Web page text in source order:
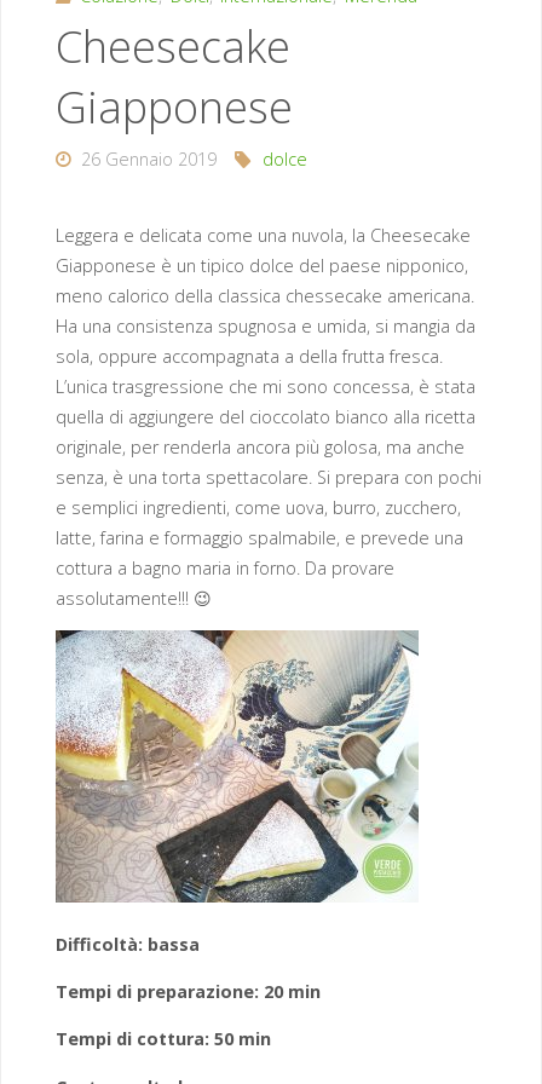
Cheesecake
Giapponese
26 Gennaio 2019 dolce
Leggera e delicata come una nuvola, la Cheesecake
Giapponese è un tipico dolce del paese nipponico,
meno calorico della classica chessecake americana.
Ha una consistenza spugnosa e umida, si mangia da
sola, oppure accompagnata a della frutta fresca.
L’unica trasgressione che mi sono concessa, è stata
quella di aggiungere del cioccolato bianco alla ricetta
originale, per renderla ancora più golosa, ma anche
senza, è una torta spettacolare. Si prepara con pochi
e semplici ingredienti, come uova, burro, zucchero,
latte, farina e formaggio spalmabile, e prevede una
cottura a bagno maria in forno. Da provare
assolutamente!!! 😉
Difficoltà: bassa
Tempi di preparazione: 20 min
Tempi di cottura: 50 min